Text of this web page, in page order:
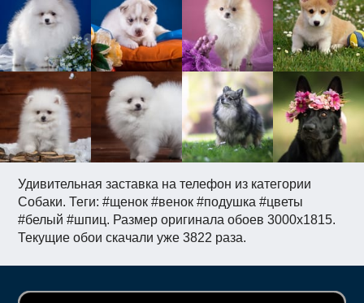
Удивительная заставка на телефон из категории
Собаки. Теги: #щенок #венок #подушка #цветы
#белый #шпиц. Размер оригинала обоев 3000x1815.
Текущие обои скачали уже 3822 раза.